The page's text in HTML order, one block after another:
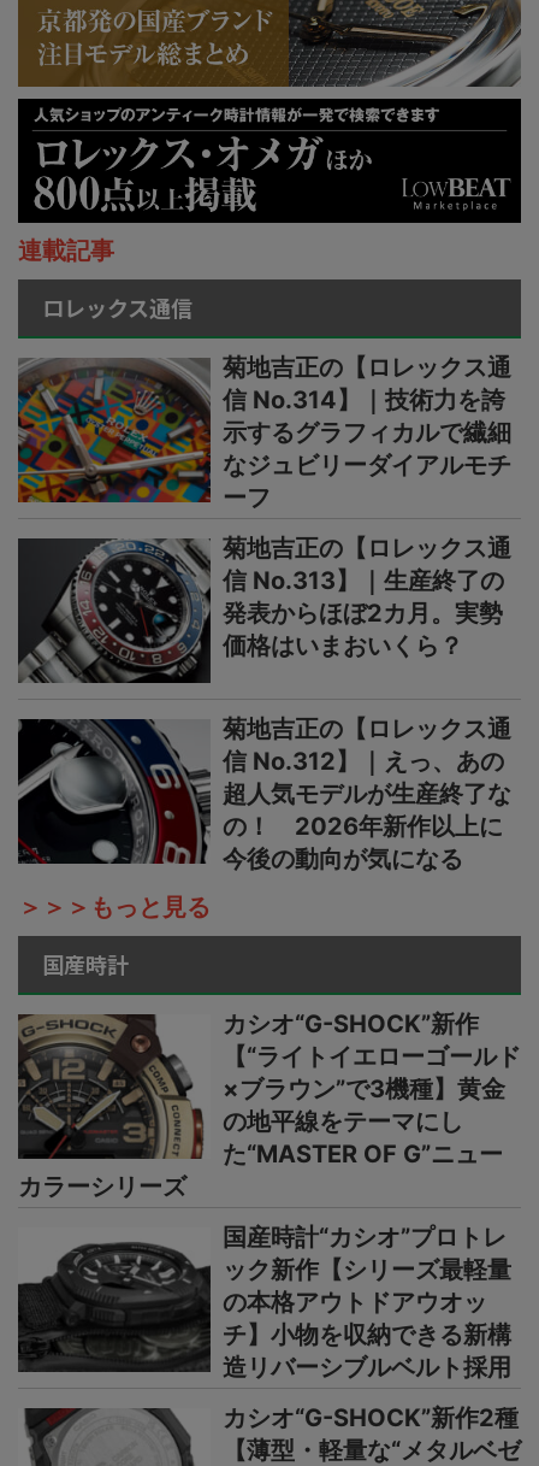
連載記事
ロレックス通信
菊地吉正の【ロレックス通
信 No.314】｜技術力を誇
示するグラフィカルで繊細
なジュビリーダイアルモチ
ーフ
菊地吉正の【ロレックス通
信 No.313】｜生産終了の
発表からほぼ2カ月。実勢
価格はいまおいくら？
菊地吉正の【ロレックス通
信 No.312】｜えっ、あの
超人気モデルが生産終了な
の！ 2026年新作以上に
今後の動向が気になる
＞＞＞もっと見る
国産時計
カシオ“G-SHOCK”新作
【“ライトイエローゴールド
×ブラウン”で3機種】黄金
の地平線をテーマにし
た“MASTER OF G”ニュー
カラーシリーズ
国産時計“カシオ”プロトレ
ック新作【シリーズ最軽量
の本格アウトドアウオッ
チ】小物を収納できる新構
造リバーシブルベルト採用
カシオ“G-SHOCK”新作2種
【薄型・軽量な“メタルベゼ